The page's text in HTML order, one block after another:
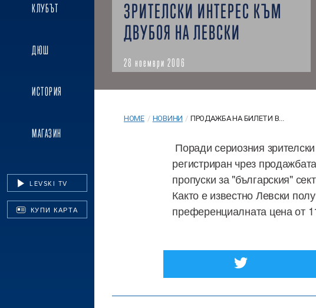
КЛУБЪТ
ДЮШ
ИСТОРИЯ
МАГАЗИН
LEVSKI TV
КУПИ КАРТА
ЗРИТЕЛСКИ ИНТЕРЕС КЪМ
ДВУБОЯ НА ЛЕВСКИ
28 ноември 2006
HOME / НОВИНИ / ПРОДАЖБА НА БИЛЕТИ В...
Поради сериозния
регистриран чрез
пропуски за "българския"
Както е известно Левски
преференциалната цена от